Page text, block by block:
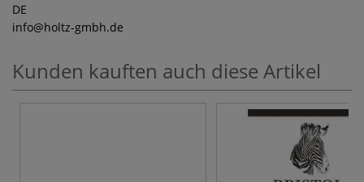
DE
info@holtz-gmbh.de
Kunden kauften auch diese Artikel